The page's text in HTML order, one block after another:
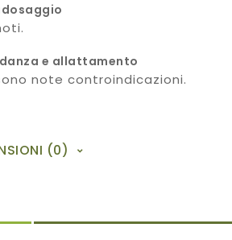
e allattamento
note controindicazioni.
(0)